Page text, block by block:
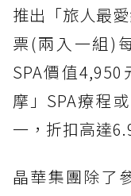
推出「旅人最
票(兩入一組)
SPA價值
摩」SPA療程
一，折扣高達
晶華集團除了